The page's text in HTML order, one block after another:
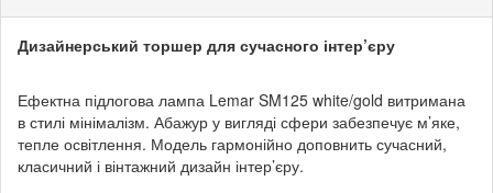
Дизайнерський торшер для сучасного інтер’єру
Ефектна підлогова лампа Lemar SM125 white/gold витримана
в стилі мінімалізм. Абажур у вигляді сфери забезпечує м’яке,
тепле освітлення. Модель гармонійно доповнить сучасний,
класичний і вінтажний дизайн інтер’єру.